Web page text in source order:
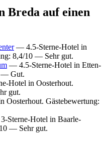
Breda auf einen
— 4.5-Sterne-Hotel in
8,4/10 — Sehr gut.
— 4.5-Sterne-Hotel in Etten-
— Gut.
Hotel in Oosterhout.
gut.
Oosterhout. Gästebewertung:
Sterne-Hotel in Baarle-
— Sehr gut.